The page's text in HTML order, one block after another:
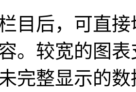
目后，可直
。较宽的图
完整显示的